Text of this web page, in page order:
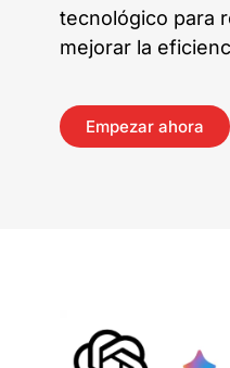
tecnológico para
mejorar la
Empezar ahora